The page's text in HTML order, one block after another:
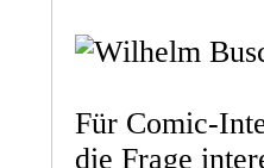
Für Comic-
die Frage